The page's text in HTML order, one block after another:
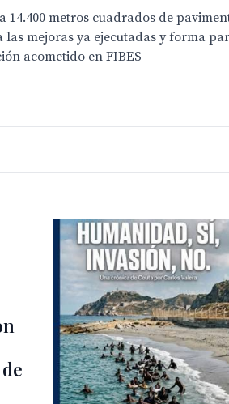
14.400 metros cuadrados de
las mejoras ya ejecutadas y forma
acometido en FIBES